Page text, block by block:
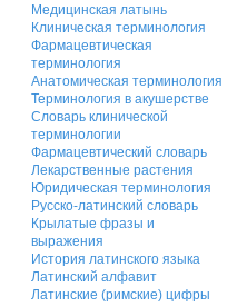
Медицинская латынь
Клиническая терминология
Фармацевтическая
терминология
Анатомическая терминология
Терминология в акушерстве
Словарь клинической
терминологии
Фармацевтический словарь
Лекарственные растения
Юридическая терминология
Русско-латинский словарь
Крылатые фразы и
выражения
История латинского языка
Латинский алфавит
Латинские (римские) цифры